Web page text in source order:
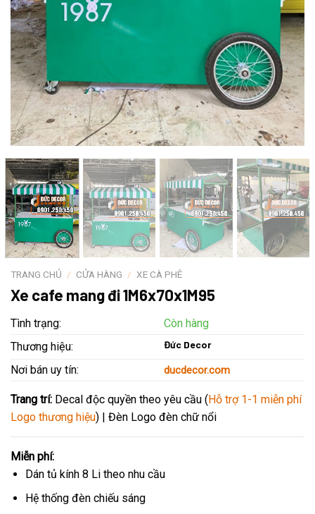
TRANG CHỦ / CỬA HÀNG / XE CÀ PHÊ
Xe cafe mang đi 1M6x70x1M95
Tình trạng:
Còn hàng
Thương hiệu:
Đức Decor
Nơi bán uy tín: ducdecor.com
Trang trí: Decal độc quyền theo yêu cầu (Hỗ trợ 1-1 miễn phí
Logo thương hiệu) | Đèn Logo đèn chữ nổi
Miễn phí:
Dán tủ kính 8 Li theo nhu cầu
Hệ thống đèn chiếu sáng